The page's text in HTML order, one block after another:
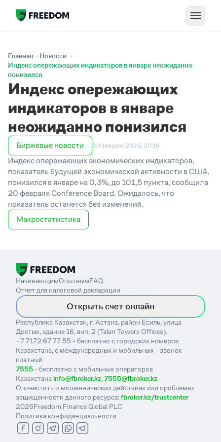
Главная
Новости
Индекс опережающих индикаторов в январе неожиданно
понизился
Индекс опережающих
индикаторов в январе
неожиданно понизился
Биржевые новости 20 февраля 2025, 20:16
Индекс опережающих экономических индикаторов,
показатель будущей экономической активности в США,
понизился в январе на 0,3%, до 101,5 пункта, сообщила
20 февраля Conference Board. Ожидалось, что
показатель останется без изменений.
Макростатистика
НачинающимОпытнымFAQ
Отчет для налоговой декларации
Открыть счет онлайн
Республика Казахстан, г. Астана, район Есиль, улица
Достык, здание 16, внп. 2 (Talan Towers Offices).
+7 7172 67 77 55 - бесплатно с городских номеров
Казахстана, с международных и мобильных - звонок
платный
7555- бесплатно с мобильных операторов
Казахстанаinfo@fbroker.kz,7555@fbroker.kz
Оповестить о мошеннических действиях или проблемах
защищенности данного ресурса:fbroker.kz/trustcenter
2026Freedom Finance Global PLC
Политика конфиденциальности